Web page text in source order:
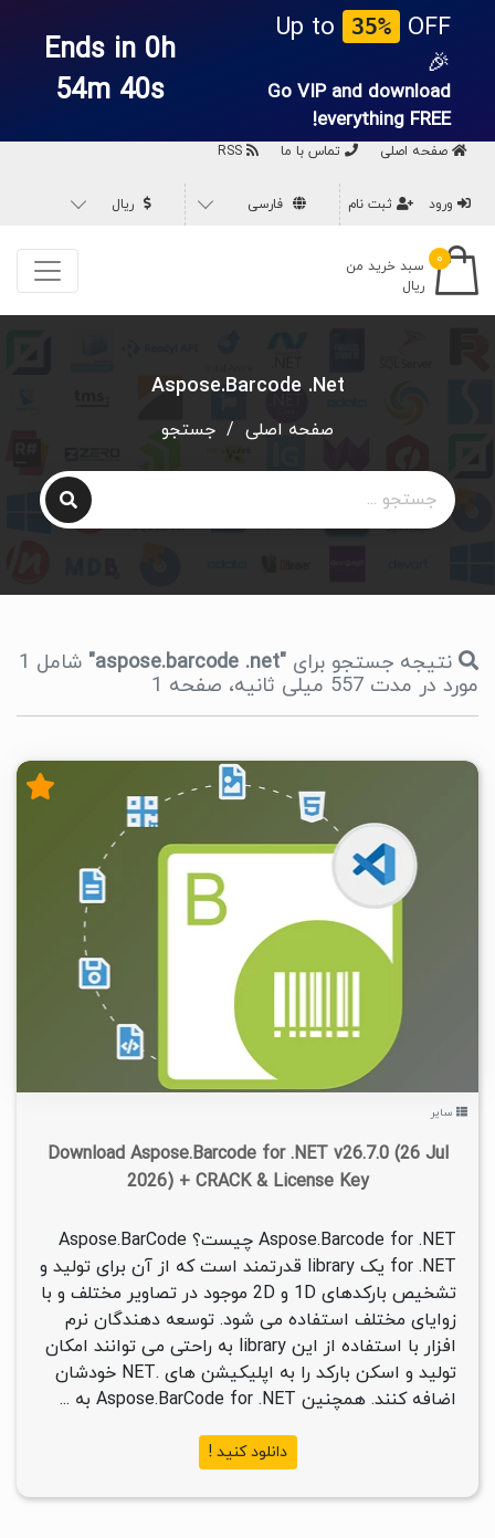
Up to 35%
OFF
🎉
Go VIP and download
everything FREE!
Ends in 0h
54m 40s
صفحه اصلی تماس با ما
ورود ثبت نام فارسی ریال
۰
سبد خرید من
ریال
Aspose.Barcode .Net
صفحه اصلی / جستجو
نتیجه جستجو برای "aspose.barcode .net"
شامل 1
مورد در مدت 557 میلی ثانیه، صفحه 1
۱۴۰۵/۰۵/۰۸
سایر
Download Aspose.Barcode for .NET v26.7.0 (26 Jul
2026) + CRACK & License Key
Aspose.Barcode for .NET چیست؟ Aspose.BarCode
for .NET یک library قدرتمند است که از آن برای تولید و
تشخیص بارکدهای 1D و 2D موجود در تصاویر مختلف و با
زوایای مختلف استفاده می شود. توسعه دهندگان نرم
افزار با استفاده از این library به راحتی می توانند امکان
تولید و اسکن بارکد را به اپلیکیشن های .NET خودشان
اضافه کنند. همچنین Aspose.BarCode for .NET به ...
دانلود کنید !